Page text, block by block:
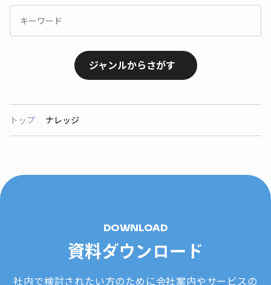
ジャンルからさがす
トップ ナレッジ
DOWNLOAD
資料ダウンロード
社内で検討されたい方のために会社案内やサービスの